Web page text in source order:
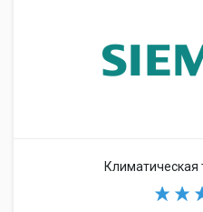
Климатическая